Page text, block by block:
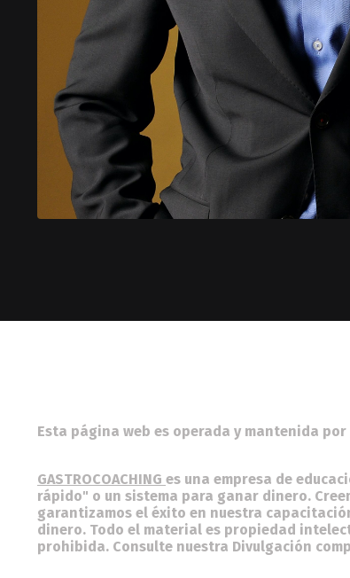
Esta página web es operada y mantenida por
GASTROCOACHING es una empresa de
rápido" o un sistema para ganar dinero.
garantizamos el éxito en nuestra
dinero. Todo el material es propiedad
prohibida. Consulte nuestra Divulgación